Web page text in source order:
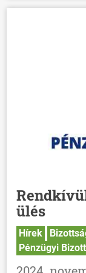
ülés
Hírek
Pénzügyi